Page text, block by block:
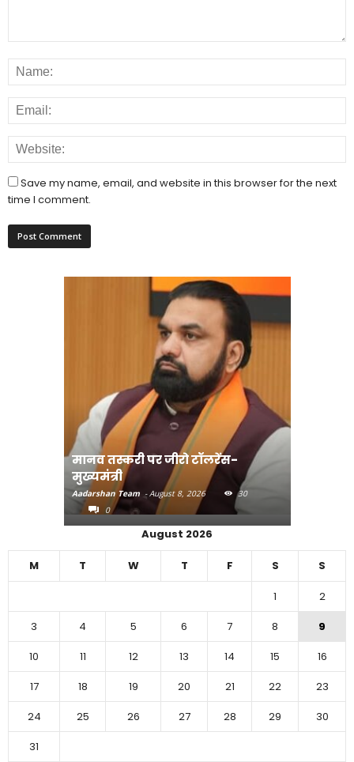
Save my name, email, and website in this browser for the next
time I comment.
मानव तस्करी पर जीरो टॉलरेंस-
मुख्यमंत्री
Aadarshan Team - August 8, 2026
30
0
August 2026
M T W T F S S
1
2
3
4 5 6 7 8
9
10
11 12 13 14 15
16
17
18 19 20 21 22
23
24
25 26 27 28 29
30
31